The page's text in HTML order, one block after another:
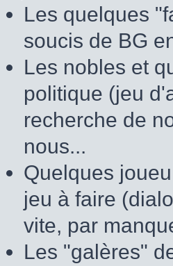
Les quelques
soucis de BG
Les nobles et
politique (jeu
recherche de
nous...
Quelques
jeu à faire
vite, par
Les "galères"